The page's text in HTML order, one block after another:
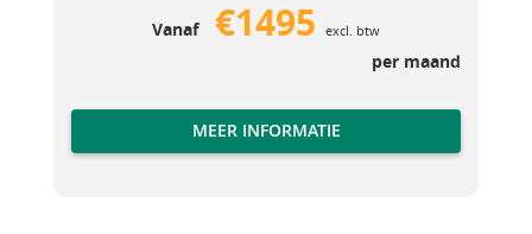
Vanaf €1495 excl. btw
per maand
MEER INFORMATIE